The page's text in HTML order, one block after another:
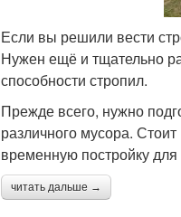
Если вы решили вести
Нужен ещё и тщательно
способности стропил.
Прежде всего, нужно
различного мусора.
временную постройку
читать дальше →